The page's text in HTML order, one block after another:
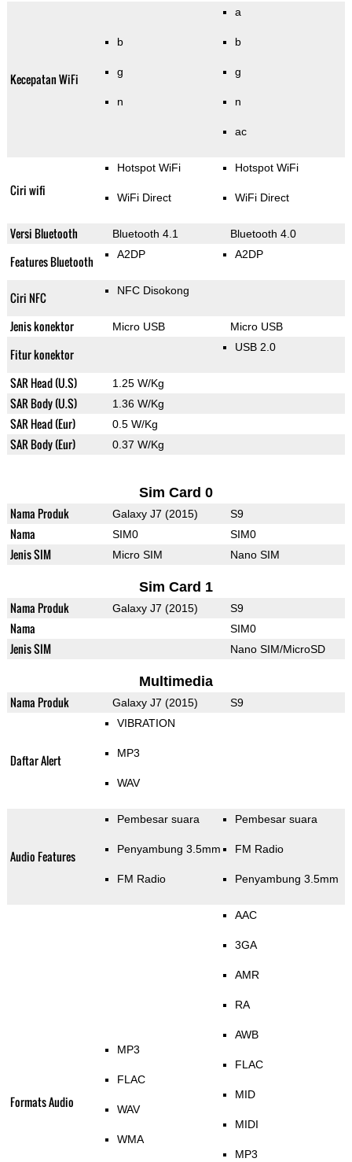
Kecepatan WiFi
b
g
n
a
b
g
n
ac
Ciri wifi
Hotspot WiFi
WiFi Direct
Hotspot WiFi
WiFi Direct
Versi Bluetooth Bluetooth 4.1 Bluetooth 4.0
Features Bluetooth A2DP A2DP
Ciri NFC NFC Disokong
Jenis konektor Micro USB Micro USB
Fitur konektor USB 2.0
SAR Head (U.S) 1.25 W/Kg
SAR Body (U.S) 1.36 W/Kg
SAR Head (Eur) 0.5 W/Kg
SAR Body (Eur) 0.37 W/Kg
Sim Card 0
Nama Produk Galaxy J7 (2015) S9
Nama SIM0 SIM0
Jenis SIM Micro SIM Nano SIM
Sim Card 1
Nama Produk Galaxy J7 (2015) S9
Nama SIM0
Jenis SIM Nano SIM/MicroSD
Multimedia
Nama Produk Galaxy J7 (2015) S9
Daftar Alert
VIBRATION
MP3
WAV
Audio Features
Pembesar suara
Penyambung 3.5mm
FM Radio
Pembesar suara
FM Radio
Penyambung 3.5mm
Formats Audio
MP3
FLAC
WAV
WMA
AAC
3GA
AMR
RA
AWB
FLAC
MID
MIDI
MP3